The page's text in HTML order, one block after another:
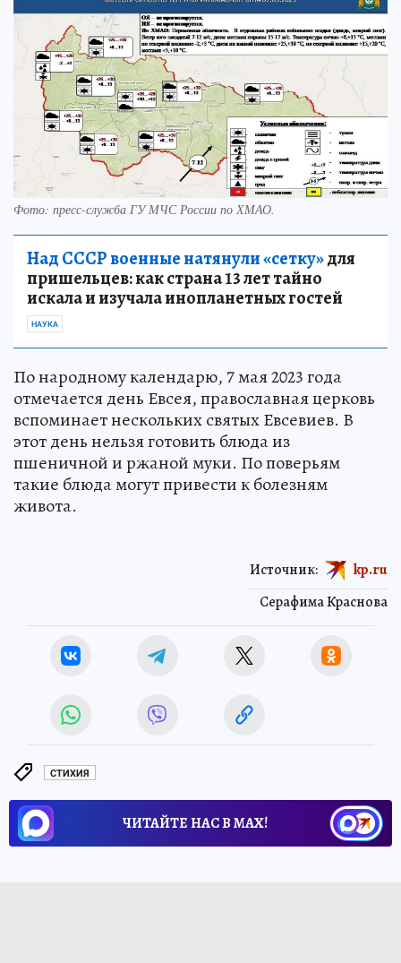
Фото: пресс-служба ГУ МЧС России по ХМАО.
Над СССР военные натянули «сетку»для
пришельцев: как страна 13 лет тайно
искала и изучала инопланетных гостей
НАУКА
По народному календарю, 7 мая 2023 года
отмечается день Евсея, православная церковь
вспоминает нескольких святых Евсевиев. В
этот день нельзя готовить блюда из
пшеничной и ржаной муки. По поверьям
такие блюда могут привести к болезням
живота.
Серафима Краснова
Источник: kp.ru
СТИХИЯ
ЧИТАЙТЕ НАС В МАХ!